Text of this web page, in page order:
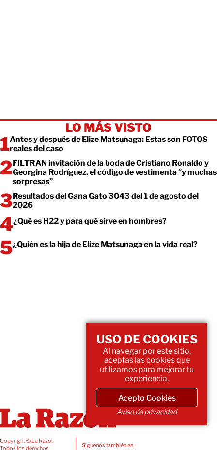
LO MÁS VISTO
Antes y después de Elize Matsunaga: Estas son FOTOS
reales del caso
FILTRAN invitación de la boda de Cristiano Ronaldo y
Georgina Rodríguez, el código de vestimenta “y muchas
sorpresas”
Resultados del Gana Gato 3043 del 1 de agosto del
2026
¿Qué es H22 y para qué sirve en hombres?
¿Quién es la hija de Elize Matsunaga en la vida real?
Copyright © La Razón
Todos los derechos
Siguenos también en:
USO DE COOKIES
Al navegar por este sitio,
aceptas las cookies que
utilizamos para mejorar tu
experiencia.
Acepto Cookies
Aviso de privacidad